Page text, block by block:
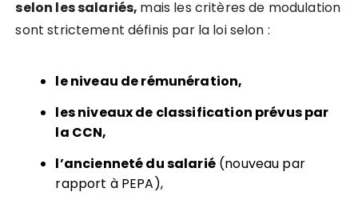
selon les salariés, mais les critères de modulation
sont strictement définis par la loi selon :
le niveau de rémunération,
les niveaux de classification prévus par
la CCN,
l’ancienneté du salarié(nouveau par
rapport à PEPA),